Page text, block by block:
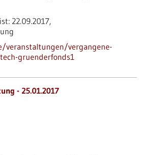
22.09.2017,
veranstaltungen/vergangene-
gruenderfonds1
- 25.01.2017